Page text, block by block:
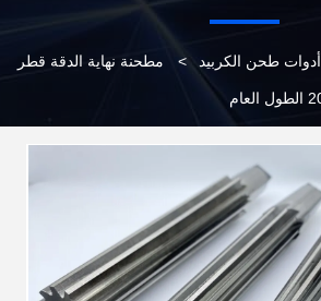
أدوات طحن الكربيد > مطحنة نهاية الدقة قطر